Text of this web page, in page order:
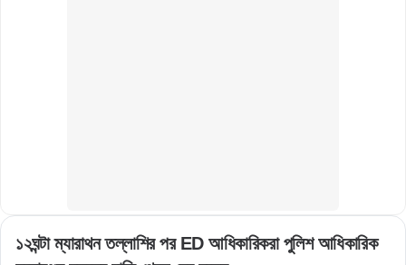
১২ঘন্টা ম্যারাথন তল্লাশির পর ED আধিকারিকরা পুলিশ আধিকারিক